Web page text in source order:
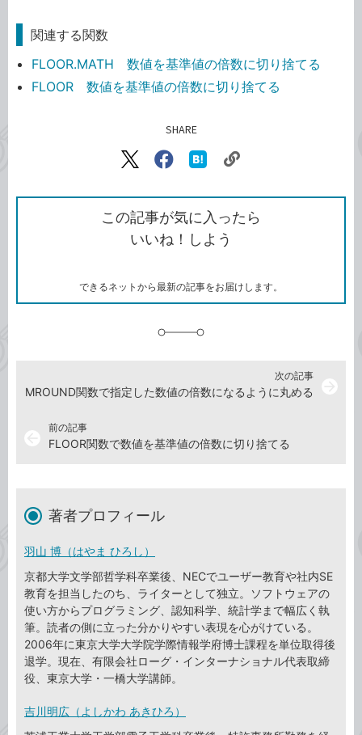
関連する関数
FLOOR.MATH 数値を基準値の倍数に切り捨てる
FLOOR 数値を基準値の倍数に切り捨てる
SHARE
X（旧
で
シ
ェ
ア
Facebook
シ
ェ
ア
な
ブ
ッ
ク
ク
ク
を
コ
この記事が気に入ったら
いいね！しよう
できるネットから最新の記事をお届けします。
前の記事
FLOOR関数で数値を基準値の倍数に切り捨てる
次の記事
MROUND関数で指定した数値の倍数になるように丸める
著者プロフィール
羽山 博（はやま ひろし）
京都大学文学部哲学科卒業後、NECでユーザー教育や社内SE
教育を担当したのち、ライターとして独立。ソフトウェアの
使い方からプログラミング、認知科学、統計学まで幅広く執
筆。読者の側に立った分かりやすい表現を心がけている。
2006年に東京大学大学院学際情報学府博士課程を単位取得後
退学。現在、有限会社ローグ・インターナショナル代表取締
役、東京大学・一橋大学講師。
吉川明広（よしかわ あきひろ）